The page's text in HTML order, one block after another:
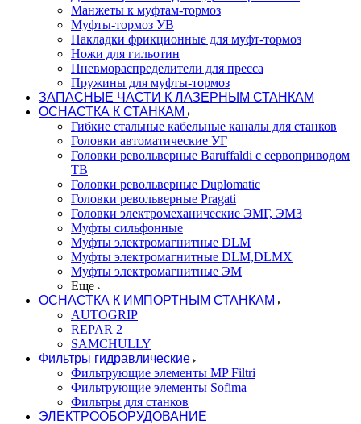
Манжеты к муфтам-тормоз
Муфты-тормоз УВ
Накладки фрикционные для муфт-тормоз
Ножи для гильотин
Пневмораспределители для пресса
Пружины для муфты-тормоз
ЗАПАСНЫЕ ЧАСТИ К ЛАЗЕРНЫМ СТАНКАМ
ОСНАСТКА К СТАНКАМ
Гибкие стальные кабельные каналы для станков
Головки автоматические УГ
Головки револьверные Baruffaldi с сервоприводом
ТВ
Головки револьверные Duplomatic
Головки револьверные Pragati
Головки электромеханические ЭМГ, ЭМЗ
Муфты сильфонные
Муфты электромагнитные DLM
Муфты электромагнитные DLM,DLMX
Муфты электромагнитные ЭМ
Еще
ОСНАСТКА К ИМПОРТНЫМ СТАНКАМ
AUTOGRIP
REPAR 2
SAMCHULLY
Фильтры гидравлические
Фильтрующие элементы MP Filtri
Фильтрующие элементы Sofima
Фильтры для станков
ЭЛЕКТРООБОРУДОВАНИЕ